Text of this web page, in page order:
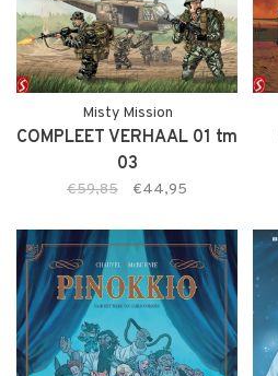
Misty Mission
COMPLEET VERHAAL 01 tm
03
€59,85 €44,95